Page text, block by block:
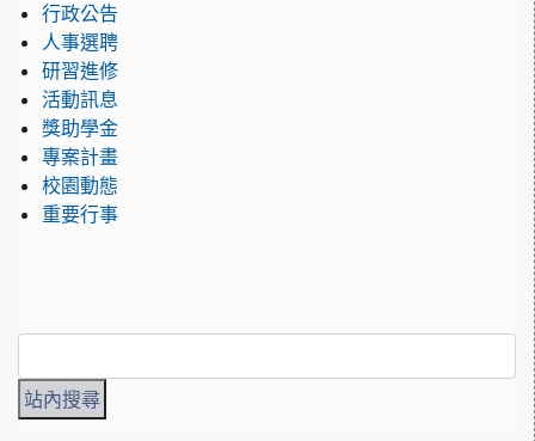
行政公告
人事選聘
研習進修
活動訊息
獎助學金
專案計畫
校園動態
重要行事